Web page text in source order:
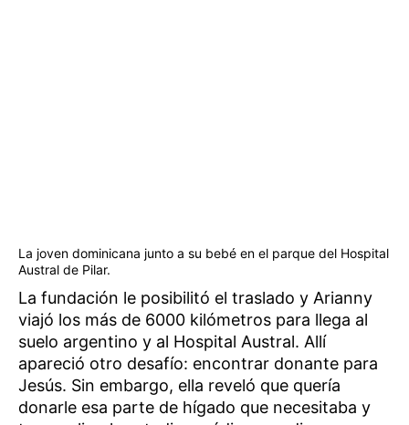
La joven dominicana junto a su bebé en el parque del Hospital
Austral de Pilar.
La fundación le posibilitó el traslado y Arianny
viajó los más de 6000 kilómetros para llega al
suelo argentino y al Hospital Austral. Allí
apareció otro desafío: encontrar donante para
Jesús. Sin embargo, ella reveló que quería
donarle esa parte de hígado que necesitaba y